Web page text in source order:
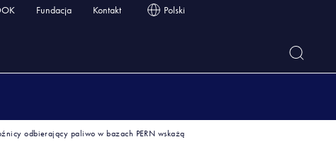
Fundacja Kontakt Polski
odbierający paliwo w bazach PERN wskażą